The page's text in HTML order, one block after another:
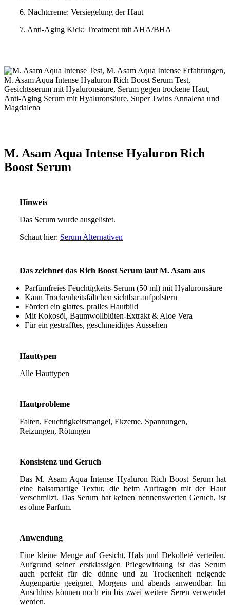
6. Nachtcreme: Versiegelung der Haut
7. Anti-Aging Kick: Treatment mit AHA/BHA
M. Asam Aqua Intense Hyaluron Rich
Boost Serum
Hinweis
Das Serum wurde ausgelistet.
Schaut hier: Serum Alternativen
Das zeichnet das Rich Boost Serum laut M. Asam aus
Parfümfreies Feuchtigkeits-Serum (50 ml) mit Hyaluronsäure
Kann Trockenheitsfältchen sichtbar aufpolstern
Fördert ein glattes, pralles Hautbild
Mit Kokosöl, Baumwollblüten-Extrakt & Aloe Vera
Für ein gestrafftes, geschmeidiges Aussehen
Hauttypen
Alle Hauttypen
Hautprobleme
Falten, Feuchtigkeitsmangel, Ekzeme, Spannungen,
Reizungen, Rötungen
Konsistenz und Geruch
Das M. Asam Aqua Intense Hyaluron Rich Boost Serum hat
eine balsamartige Textur, die beim Auftragen mit der Haut
verschmilzt. Das Serum hat keinen nennenswerten Geruch, ist
es ohne Parfum.
Anwendung
Eine kleine Menge auf Gesicht, Hals und Dekolleté verteilen.
Aufgrund seiner erstklassigen Pflegewirkung ist das Serum
auch perfekt für die dünne und zu Trockenheit neigende
Augenpartie geeignet. Morgens und abends anwendbar. Im
Anschluss können noch ein bis zwei weitere Seren verwendet
werden.